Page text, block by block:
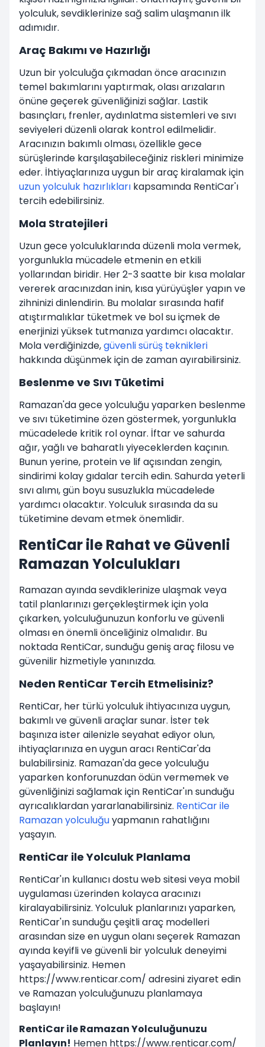
yolculuk, sevdiklerinize sağ salim ulaşmanın ilk
adımıdır.
Araç Bakımı ve Hazırlığı
Uzun bir yolculuğa çıkmadan önce aracınızın
temel bakımlarını yaptırmak, olası arızaların
önüne geçerek güvenliğinizi sağlar. Lastik
basınçları, frenler, aydınlatma sistemleri ve sıvı
seviyeleri düzenli olarak kontrol edilmelidir.
Aracınızın bakımlı olması, özellikle gece
sürüşlerinde karşılaşabileceğiniz riskleri minimize
eder. İhtiyaçlarınıza uygun bir araç kiralamak için
uzun yolculuk hazırlıkları kapsamında RentiCar'ı
tercih edebilirsiniz.
Mola Stratejileri
Uzun gece yolculuklarında düzenli mola vermek,
yorgunlukla mücadele etmenin en etkili
yollarından biridir. Her 2-3 saatte bir kısa molalar
vererek aracınızdan inin, kısa yürüyüşler yapın ve
zihninizi dinlendirin. Bu molalar sırasında hafif
atıştırmalıklar tüketmek ve bol su içmek de
enerjinizi yüksek tutmanıza yardımcı olacaktır.
Mola verdiğinizde,güvenli sürüş teknikleri
hakkında düşünmek için de zaman ayırabilirsiniz.
Beslenme ve Sıvı Tüketimi
Ramazan'da gece yolculuğu yaparken beslenme
ve sıvı tüketimine özen göstermek, yorgunlukla
mücadelede kritik rol oynar. İftar ve sahurda
ağır, yağlı ve baharatlı yiyeceklerden kaçının.
Bunun yerine, protein ve lif açısından zengin,
sindirimi kolay gıdalar tercih edin. Sahurda yeterli
sıvı alımı, gün boyu susuzlukla mücadelede
yardımcı olacaktır. Yolculuk sırasında da su
tüketimine devam etmek önemlidir.
RentiCar ile Rahat ve Güvenli
Ramazan Yolculukları
Ramazan ayında sevdiklerinize ulaşmak veya
tatil planlarınızı gerçekleştirmek için yola
çıkarken, yolculuğunuzun konforlu ve güvenli
olması en önemli önceliğiniz olmalıdır. Bu
noktada RentiCar, sunduğu geniş araç filosu ve
güvenilir hizmetiyle yanınızda.
Neden RentiCar Tercih Etmelisiniz?
RentiCar, her türlü yolculuk ihtiyacınıza uygun,
bakımlı ve güvenli araçlar sunar. İster tek
başınıza ister ailenizle seyahat ediyor olun,
ihtiyaçlarınıza en uygun aracı RentiCar'da
bulabilirsiniz. Ramazan'da gece yolculuğu
yaparken konforunuzdan ödün vermemek ve
güvenliğinizi sağlamak için RentiCar'ın sunduğu
ayrıcalıklardan yararlanabilirsiniz. RentiCar ile
Ramazan yolculuğuyapmanın rahatlığını
yaşayın.
RentiCar ile Yolculuk Planlama
RentiCar'ın kullanıcı dostu web sitesi veya mobil
uygulaması üzerinden kolayca aracınızı
kiralayabilirsiniz. Yolculuk planlarınızı yaparken,
RentiCar'ın sunduğu çeşitli araç modelleri
arasından size en uygun olanı seçerek Ramazan
ayında keyifli ve güvenli bir yolculuk deneyimi
yaşayabilirsiniz. Hemen
https://www.renticar.com/ adresini ziyaret edin
ve Ramazan yolculuğunuzu planlamaya
başlayın!
RentiCar ile Ramazan Yolculuğunuzu
Planlayın! Hemen https://www.renticar.com/